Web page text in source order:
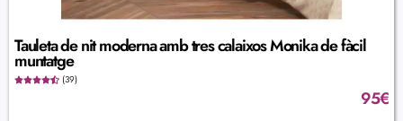
Tauleta de nit moderna amb tres calaixos Monika de fàcil
muntatge
(39)
95€